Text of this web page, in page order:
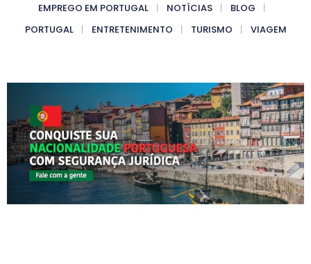
EMPREGO EM PORTUGAL NOTÍCIAS
BLOG
PORTUGAL
ENTRETENIMENTO TURISMO VIAGEM